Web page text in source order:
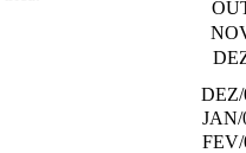
DEZ/
JAN/
FEV/